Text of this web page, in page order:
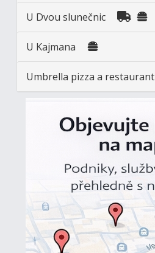
U Dvou slunečnic
U Kajmana
Umbrella pizza a restaurant